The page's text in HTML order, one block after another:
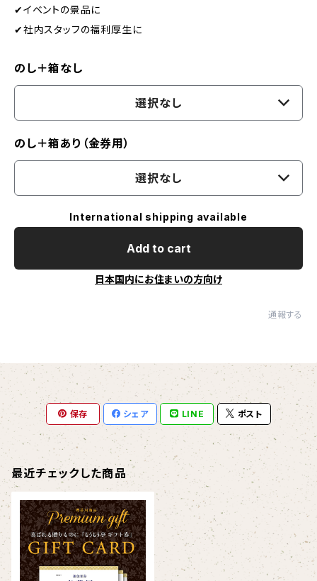
✔︎イベントの景品に
✔︎社内スタッフの福利厚生に
のし＋箱なし
選択なし
のし＋箱あり（金券用）
選択なし
International shipping available
Add to cart
日本国内にお住まいの方向け
通報する
保存 シェア LINE ポスト
最近チェックした商品